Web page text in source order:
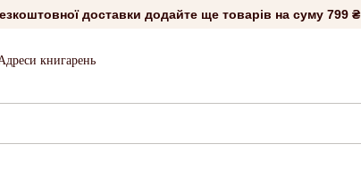
доставки додайте ще товарів на суму 799 ₴
книгарень